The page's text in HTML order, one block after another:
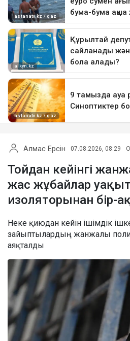
Алмас Ерсін 07.08.2026, 08:29
Тойдан кейінгі
жас жұбайлар
изоляторынан бір-
Неке қиюдан кейін ішімдік
зайыптылардың жанжалы
аяқталды